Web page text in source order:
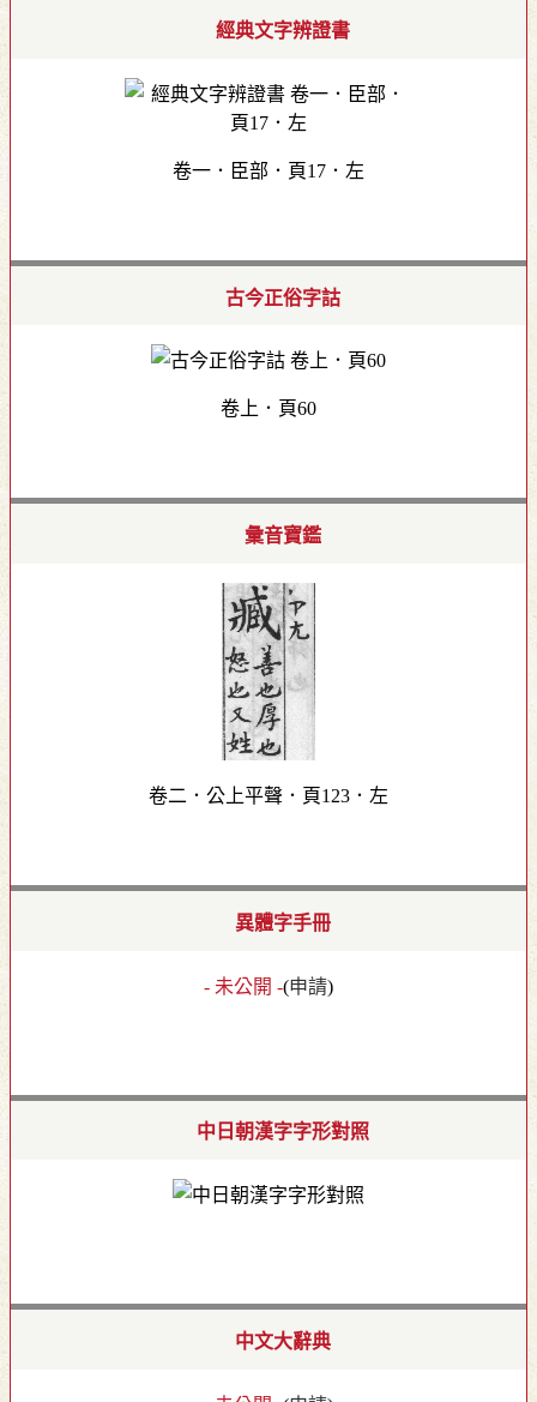
經典文字辨證書
卷一．臣部．頁17．左
古今正俗字詁
卷上．頁60
彙音寶鑑
卷二．公上平聲．頁123．左
異體字手冊
- 未公開 -(申請)
中日朝漢字字形對照
中文大辭典